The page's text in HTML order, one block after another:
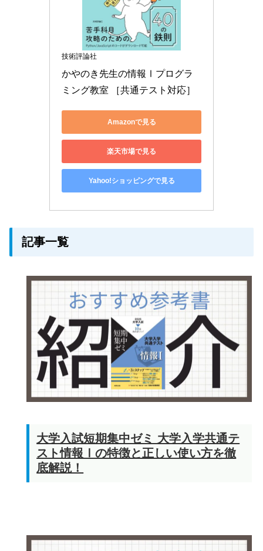
技術評論社
かやのき先生の情報Ⅰプログラ
ミング教室 ［共通テスト対応］
Amazonで見る
楽天市場で見る
Yahoo!ショッピングで見る
記事一覧
大学入試短期集中ゼミ 大学入学共通テ
スト情報Ⅰの特徴と正しい使い方を徹
底解説！